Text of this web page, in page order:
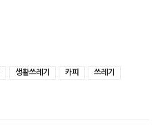
생활쓰레기 카피 쓰레기